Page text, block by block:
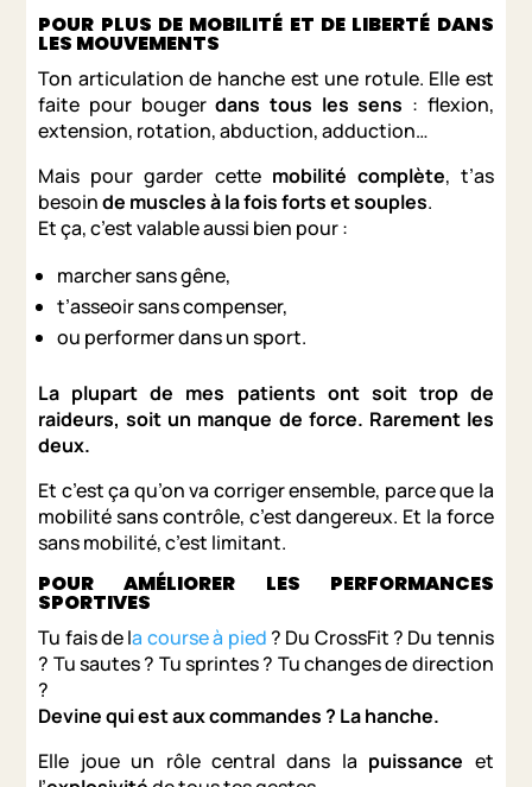
POUR PLUS DE MOBILITÉ ET DE LIBERTÉ DANS
LES MOUVEMENTS
Ton articulation de hanche est une rotule. Elle est
faite pour bougerdans tous les sens : flexion,
extension, rotation, abduction, adduction…
Mais pour garder cette mobilité complète, t’as
besoinde muscles à la fois forts et souples.
Et ça, c’est valable aussi bien pour :
marcher sans gêne,
t’asseoir sans compenser,
ou performer dans un sport.
La plupart de mes patients ont soit trop de
raideurs, soit un manque de force. Rarement les
deux.
Et c’est ça qu’on va corriger ensemble, parce que la
mobilité sans contrôle, c’est dangereux. Et la force
sans mobilité, c’est limitant.
POUR AMÉLIORER LES PERFORMANCES
SPORTIVES
Tu fais de la course à pied ? Du CrossFit ? Du tennis
? Tu sautes ? Tu sprintes ? Tu changes de direction
?
Devine qui est aux commandes ? La hanche.
Elle joue un rôle central dans la puissance et